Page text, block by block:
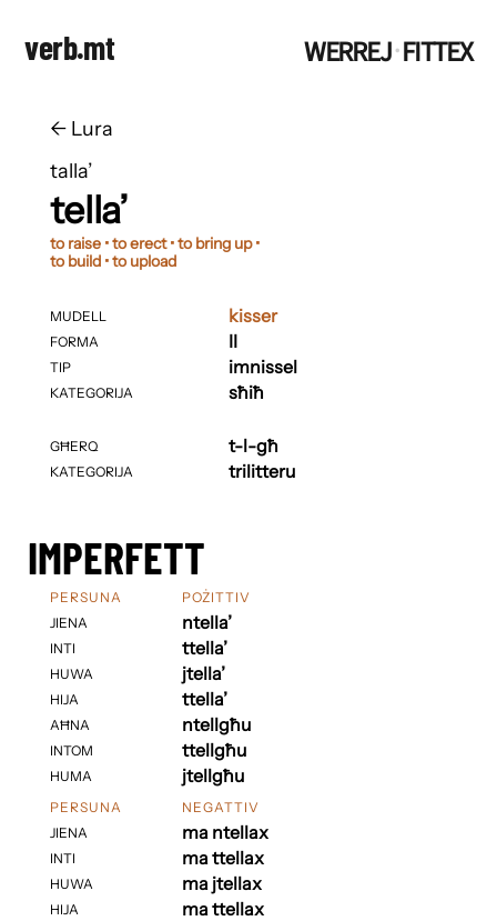
verb.mt WERREJ·FITTEX
← ​​Lura
talla’
tella’
to raise • to erect • to bring up •
to build • to upload
MUDELL
FORMA
TIP
KATEGORIJA
GĦERQ
KATEGORIJA
kisser
II
imnissel
sħiħ
t-l-għ
trilitteru
IMPERFETT
PERSUNA
JIENA
INTI
HUWA
HIJA
AĦNA
INTOM
HUMA
POŻITTIV
ntella’
ttella’
jtella’
ttella’
ntellgħu
ttellgħu
jtellgħu
PERSUNA
JIENA
INTI
HUWA
HIJA
NEGATTIV
ma ntellax
ma ttellax
ma jtellax
ma ttellax